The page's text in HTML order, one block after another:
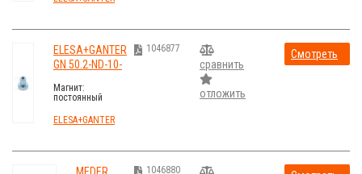
H:1,5мм; 3,4Н;
ELESA+GANTER
GN 50.2-ND-10-
Магнит:
постоянный
неодимовый;
H:4,5мм; 25Н;
ELESA+GANTER
1046877
сравнить
отложить
Смотреть
стоимость
1046880